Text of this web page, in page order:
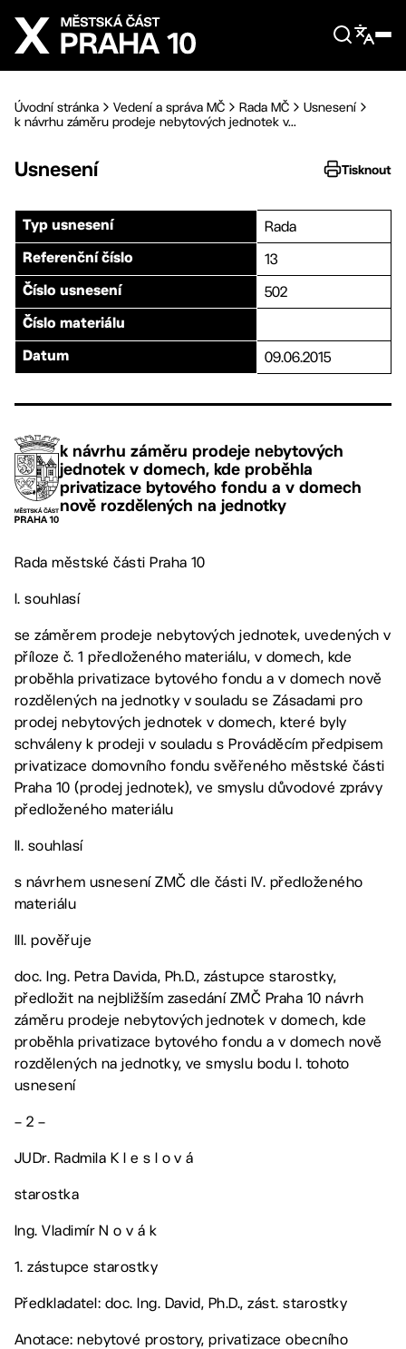
Přejít na hlavní obsah
Úvodní stránka Vedení a správa MČ Rada MČ
Usnesení
k návrhu záměru prodeje nebytových jednotek v...
Usnesení Tisknout
Typ usnesení Rada
Referenční číslo 13
Číslo usnesení 502
Číslo materiálu
Datum 09.06.2015
k návrhu záměru prodeje nebytových
jednotek v domech, kde proběhla
privatizace bytového fondu a v domech
nově rozdělených na jednotky
Rada městské části Praha 10
I. souhlasí
se záměrem prodeje nebytových jednotek, uvedených v
příloze č. 1 předloženého materiálu, v domech, kde
proběhla privatizace bytového fondu a v domech nově
rozdělených na jednotky v souladu se Zásadami pro
prodej nebytových jednotek v domech, které byly
schváleny k prodeji v souladu s Prováděcím předpisem
privatizace domovního fondu svěřeného městské části
Praha 10 (prodej jednotek), ve smyslu důvodové zprávy
předloženého materiálu
II. souhlasí
s návrhem usnesení ZMČ dle části IV. předloženého
materiálu
III. pověřuje
doc. Ing. Petra Davida, Ph.D., zástupce starostky,
předložit na nejbližším zasedání ZMČ Praha 10 návrh
záměru prodeje nebytových jednotek v domech, kde
proběhla privatizace bytového fondu a v domech nově
rozdělených na jednotky, ve smyslu bodu I. tohoto
usnesení
– 2 –
JUDr. Radmila K l e s l o v á
starostka
Ing. Vladimír N o v á k
1. zástupce starostky
Předkladatel: doc. Ing. David, Ph.D., zást. starostky
Anotace: nebytové prostory, privatizace obecního